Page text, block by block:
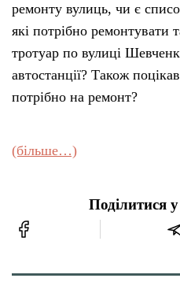
ремонту вулиць, чи є
які потрібно ремонтувати
тротуар по вулиці
автостанції? Також
потрібно на ремонт?
(більше…)
Поділитися